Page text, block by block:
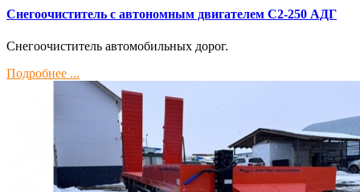
Снегоочиститель с автономным двигателем С2-250 АДГ
Снегоочиститель автомобильных дорог.
Подробнее ...